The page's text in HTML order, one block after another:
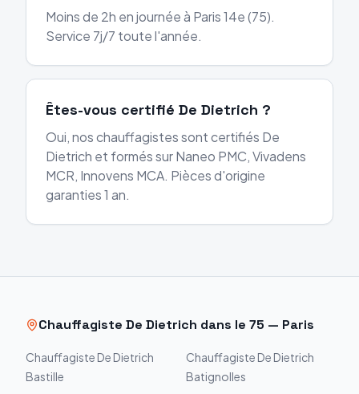
Moins de 2h en journée à Paris 14e (75).
Service 7j/7 toute l'année.
Êtes-vous certifié De Dietrich ?
Oui, nos chauffagistes sont certifiés De
Dietrich et formés sur Naneo PMC, Vivadens
MCR, Innovens MCA. Pièces d'origine
garanties 1 an.
Chauffagiste De Dietrich dans le 75 — Paris
Chauffagiste De Dietrich
Bastille
Chauffagiste De Dietrich
Batignolles